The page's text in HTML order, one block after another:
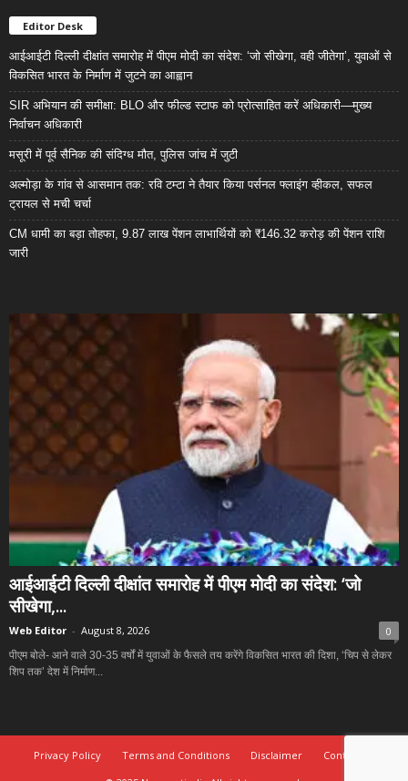
Editor Desk
आईआईटी दिल्ली दीक्षांत समारोह में पीएम मोदी का संदेश: ‘जो सीखेगा, वही जीतेगा’, युवाओं से
विकसित भारत के निर्माण में जुटने का आह्वान
SIR अभियान की समीक्षा: BLO और फील्ड स्टाफ को प्रोत्साहित करें अधिकारी—मुख्य
निर्वाचन अधिकारी
मसूरी में पूर्व सैनिक की संदिग्ध मौत, पुलिस जांच में जुटी
अल्मोड़ा के गांव से आसमान तक: रवि टम्टा ने तैयार किया पर्सनल फ्लाइंग व्हीकल, सफल
ट्रायल से मची चर्चा
CM धामी का बड़ा तोहफा, 9.87 लाख पेंशन लाभार्थियों को ₹146.32 करोड़ की पेंशन राशि
जारी
आईआईटी दिल्ली दीक्षांत समारोह में पीएम मोदी का संदेश: ‘जो
सीखेगा,...
Web Editor - August 8, 2026 0
पीएम बोले- आने वाले 30-35 वर्षों में युवाओं के फैसले तय करेंगे विकसित भारत की दिशा, ‘चिप से लेकर
शिप तक’ देश में निर्माण...
Privacy Policy Terms and Conditions Disclaimer
Contact Us